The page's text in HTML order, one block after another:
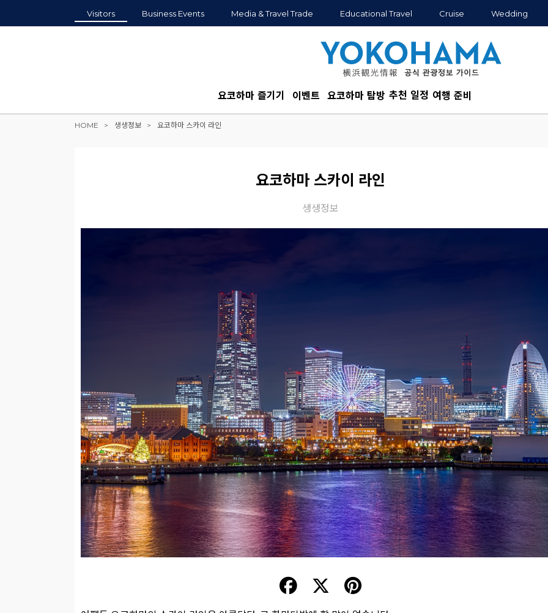
Visitors Business Events Media & Travel Trade Educational Travel Cruise Wedding
요코하마 즐기기 이벤트 요코하마 탐방 추천 일정 여행 준비
HOME 생생정보 요코하마 스카이 라인
요코하마 스카이 라인
생생정보